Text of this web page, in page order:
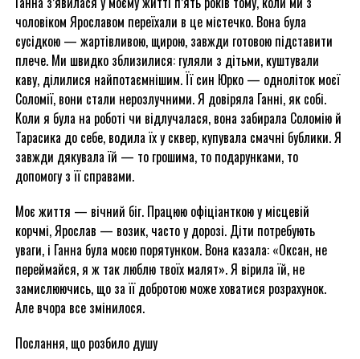
чоловіком Ярославом переїхали в це містечко. Вона була
сусідкою — жартівливою, щирою, завжди готовою підставити
плече. Ми швидко зблизилися: гуляли з дітьми, куштували
каву, ділилися найпотаємнішим. Її син Юрко — одноліток моєї
Соломії, вони стали нерозлучними. Я довіряла Ганні, як собі.
Коли я була на роботі чи відлучалася, вона забирала Соломію й
Тарасика до себе, водила їх у сквер, купувала смачні бублики. Я
завжди дякувала їй — то грошима, то подарунками, то
допомогу з її справами.
Моє життя — вічний біг. Працюю офіціанткою у місцевій
корчмі, Ярослав — возик, часто у дорозі. Діти потребують
уваги, і Ганна була моєю порятунком. Вона казала: «Оксан, не
переймайся, я ж так люблю твоїх малят». Я вірила їй, не
замислюючись, що за її добротою може ховатися розрахунок.
Але вчора все змінилося.
Послання, що розбило душу